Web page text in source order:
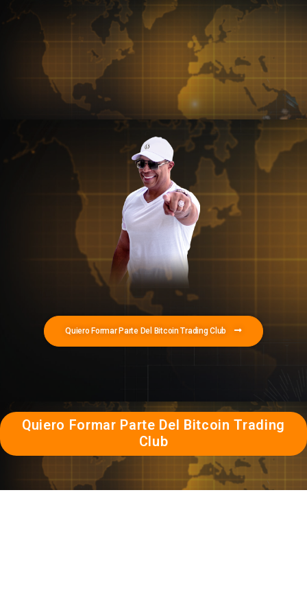
Quiero Formar Parte Del Bitcoin Trading Club
Quiero Formar Parte Del Bitcoin Trading
Club